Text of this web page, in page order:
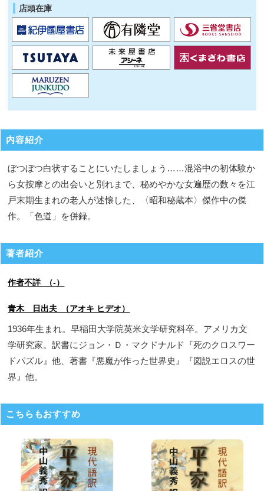
店頭在庫
内容紹介
ぼつぼつ白状することにいたしましょう……混浴中の初体験か
ら女按摩との出会いと別れまで、秘めやかな女遍歴の数々を江
戸末期生まれの老人が述懐した、〈昭和秘蔵本〉傑作中の傑
作。「色道」を併録。
著者紹介
作者不詳 （-）
青木 日出夫 （アオキ ヒデオ）
1936年生まれ。早稲田大学院英米文学研究科卒。アメリカ文
学研究家。訳書にジョン・Ｄ・マクドナルド『死のクロスワー
ドパズル』他、著書『悪魔が作った世界史』『図説エロスの世
界』他。
こちらもおすすめ